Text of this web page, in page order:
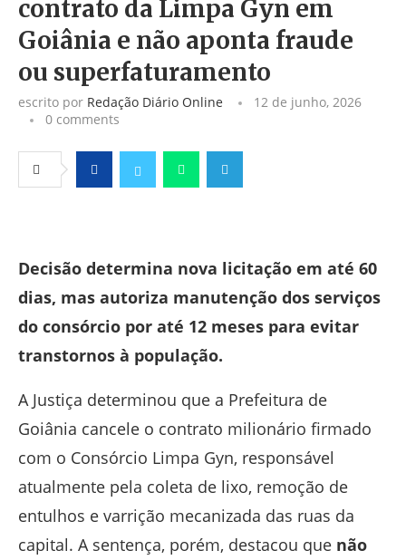
contrato da Limpa Gyn em
Goiânia e não aponta fraude
ou superfaturamento
escrito por Redação Diário Online
12 de junho, 2026
0 comments
Decisão determina nova licitação em até 60
dias, mas autoriza manutenção dos serviços
do consórcio por até 12 meses para evitar
transtornos à população.
A Justiça determinou que a Prefeitura de
Goiânia cancele o contrato milionário firmado
com o Consórcio Limpa Gyn, responsável
atualmente pela coleta de lixo, remoção de
entulhos e varrição mecanizada das ruas da
capital. A sentença, porém, destacou que não